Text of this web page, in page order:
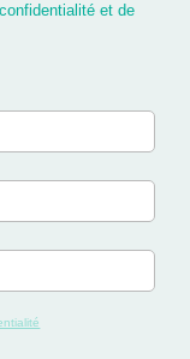
et de